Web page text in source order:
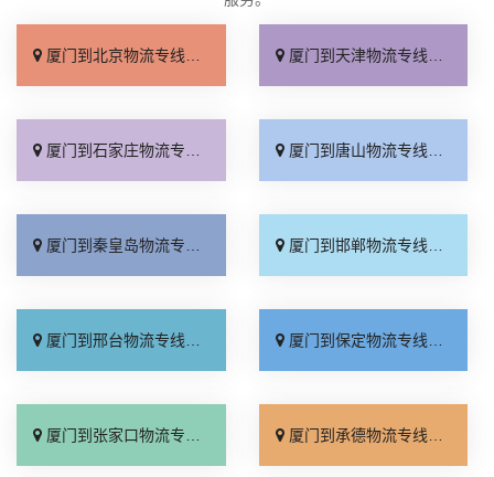
厦门到北京物流专线_直达不中转「送货到门」 厦门到天津物流专线_运保时效「高效快运」
厦门到石家庄物流专线_准时准点「多少公里」 厦门到唐山物流专线_全境派送「收费介绍」
厦门到秦皇岛物流专线_高效运输「运保时效」 厦门到邯郸物流专线_物流拼车「全境配送」
厦门到邢台物流专线_专业靠谱「上门提货」 厦门到保定物流专线_全程直达「高效运输」
厦门到张家口物流专线_全境派送「多久能到」 厦门到承德物流专线_专业调车「合理收费」